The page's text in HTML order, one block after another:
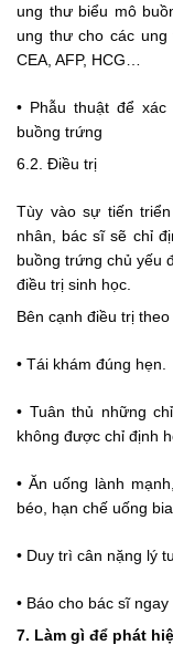
ung thư biểu mô
ung thư cho các
CEA, AFP, HCG…
• Phẫu thuật để
buồng trứng
6.2. Điều trị
Tùy vào sự tiến
nhân, bác sĩ sẽ chỉ
buồng trứng chủ yếu
điều trị sinh học.
Bên cạnh điều trị
• Tái khám đúng hẹn.
• Tuân thủ những
không được chỉ định
• Ăn uống lành
béo, hạn chế uống
• Duy trì cân nặng lý
• Báo cho bác sĩ
7. Làm gì để phát